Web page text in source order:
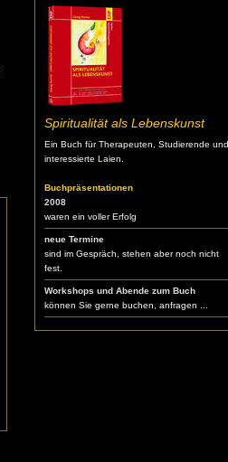
Spiritualität als Lebenskunst
Ein Buch für Therapeuten, Studierende und
interessierte Laien.
Buchpräsentationen
2008
waren ein voller Erfolg
neue Termine
sind im Gespräch, stehen aber noch nicht
fest.
Workshops und Abende zum Buch
können Sie gerne buchen, anfragen ...